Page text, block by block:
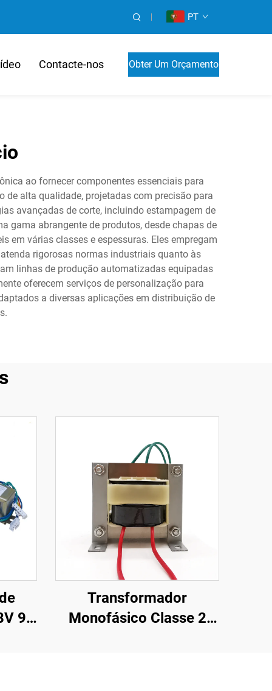
PT
Contacte-nos Obter Um Orçamento
ao fornecer componentes essenciais para
de alta qualidade, projetadas com precisão para
avançadas de corte, incluindo estampagem de
gama abrangente de produtos, desde chapas de
em várias classes e espessuras. Eles empregam
rigorosas normas industriais quanto às
linhas de produção automatizadas equipadas
oferecem serviços de personalização para
a diversas aplicações em distribuição de
9V
Transformador
Monofásico Classe 2